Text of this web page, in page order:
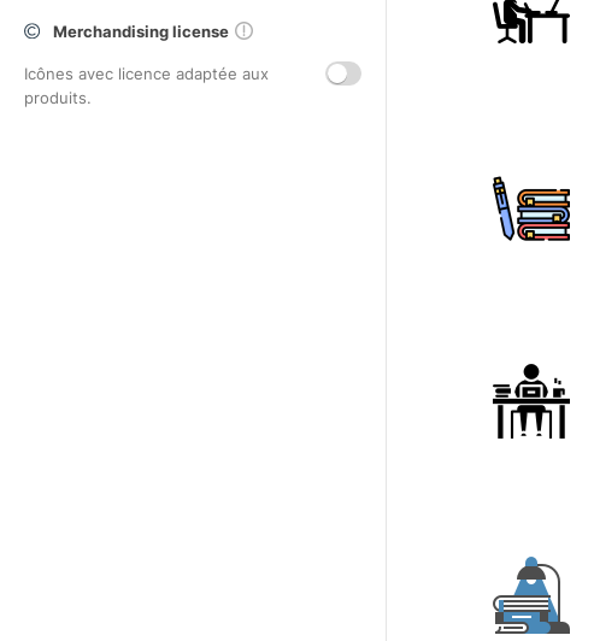
Merchandising license
Icônes avec licence adaptée aux
produits.